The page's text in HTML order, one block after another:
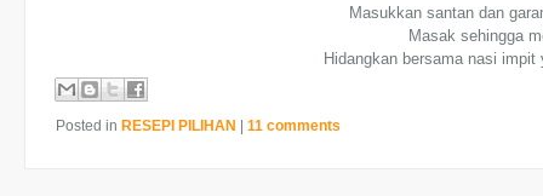
Masukkan santan dan
Masak sehingga
Hidangkan bersama nasi impit
Posted in RESEPI PILIHAN 11 comments